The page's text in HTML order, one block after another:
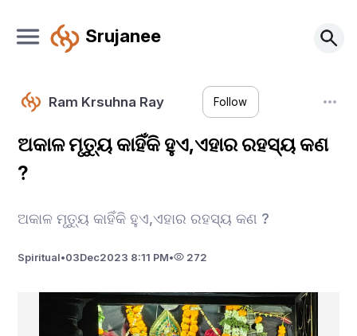
Srujanee
Ram Krsuhna Ray Follow
ଅକାଳ ମୃତ୍ୟୁ କାହିଁକି ହୁଏ,ଏହାର ରହସ୍ୟ କଣ
?
ଅକାଳ ମୃତ୍ୟୁ କାହିଁକି ହୁଏ,ଏହାର ରହସ୍ୟ କଣ ?
Spiritual•03Dec2023 8:11 PM• 272